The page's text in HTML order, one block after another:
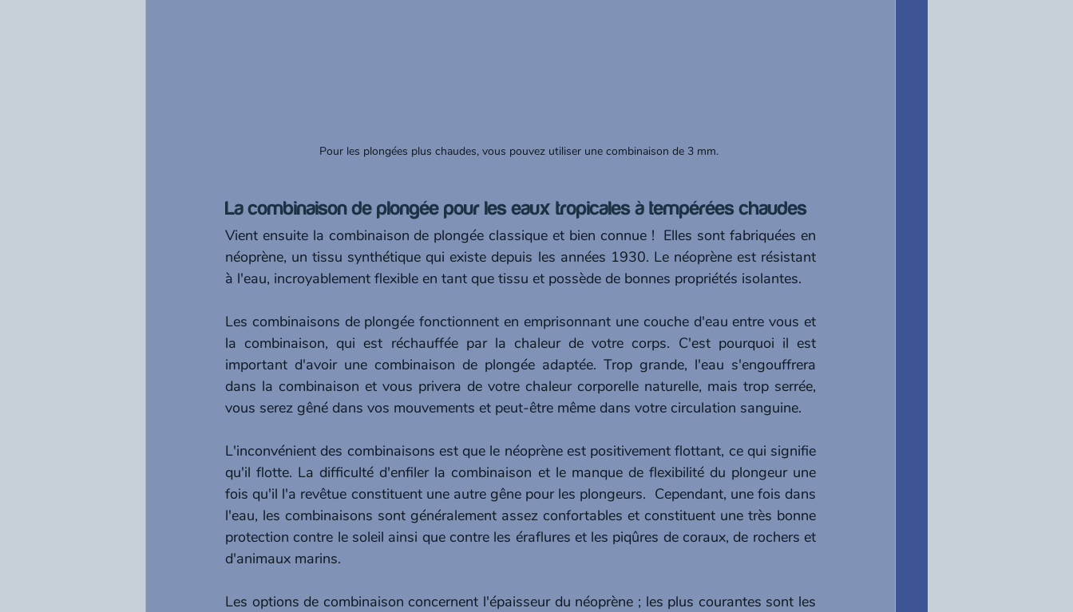
La combinaison de plongée pour les eaux tropicales à tempérées chaudes
Vient ensuite la combinaison de plongée classique et bien connue !  Elles sont fabriquées en
néoprène, un tissu synthétique qui existe depuis les années 1930. Le néoprène est résistant
à l'eau, incroyablement flexible en tant que tissu et possède de bonnes propriétés isolantes.
Les combinaisons de plongée fonctionnent en emprisonnant une couche d'eau entre vous et
la combinaison, qui est réchauffée par la chaleur de votre corps. C'est pourquoi il est
important d'avoir une combinaison de plongée adaptée. Trop grande, l'eau s'engouffrera
dans la combinaison et vous privera de votre chaleur corporelle naturelle, mais trop serrée,
vous serez gêné dans vos mouvements et peut-être même dans votre circulation sanguine.
L'inconvénient des combinaisons est que le néoprène est positivement flottant, ce qui signifie
qu'il flotte. La difficulté d'enfiler la combinaison et le manque de flexibilité du plongeur une
fois qu'il l'a revêtue constituent une autre gêne pour les plongeurs.  Cependant, une fois dans
l'eau, les combinaisons sont généralement assez confortables et constituent une très bonne
protection contre le soleil ainsi que contre les éraflures et les piqûres de coraux, de rochers et
d'animaux marins.
Les options de combinaison concernent l'épaisseur du néoprène ; les plus courantes sont les